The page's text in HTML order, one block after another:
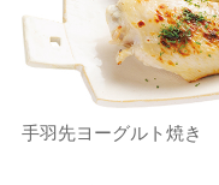
手羽先ヨーグルト焼き